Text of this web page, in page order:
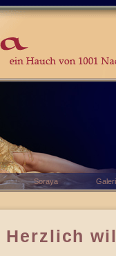
Herzlich
Soraya